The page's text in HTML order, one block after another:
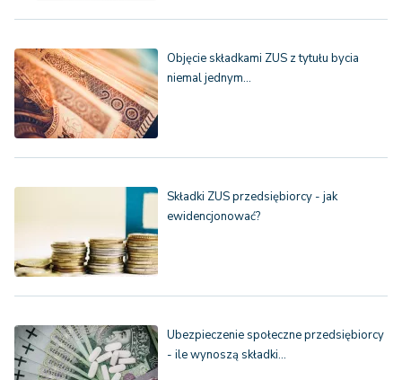
Objęcie składkami ZUS z tytułu bycia
niemal jednym…
Składki ZUS przedsiębiorcy - jak
ewidencjonować?
Ubezpieczenie społeczne przedsiębiorcy
- ile wynoszą składki…